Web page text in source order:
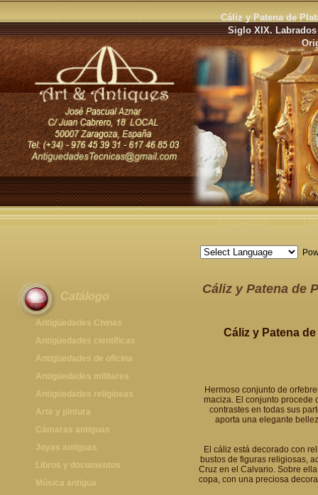
Cáliz y Patena de
Siglo XIX.
Catálogo
Antigüedades Chinas
Antigüedades Chinas
Antigüedades científicas
Antigüedades científicas
Antigüedades de oficina
Máquinas de escribir antiguas
Calculadoras antiguas
Teléfonos y Telégrafos antiguos
Antigüedades militares
Espadas antiguas
Medallas y condecoraciones
Cascos militares
Otros artículos militares
Antigüedades religiosas
Antigüedades religiosas
Arte y pintura
Pintura antigua
Pintura contemporánea
Grabados antiguos y mapas
Cámaras antiguas
Cámaras antiguas
Joyas antiguas
Joyas antiguas
Libros y documentos
Libros antiguos
Música antigua
Cáliz y Patena de
Cáliz y Patena
Hermoso conjunto de
maciza. El conjunto procede
contrastes en todas sus
aporta una elegante
El cáliz está decorado con
bustos de figuras religiosas,
Cruz en el Calvario. Sobre
copa, con una preciosa